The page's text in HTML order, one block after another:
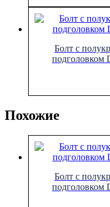
Болт с
подголовком
Похожие
Болт с
подголовком